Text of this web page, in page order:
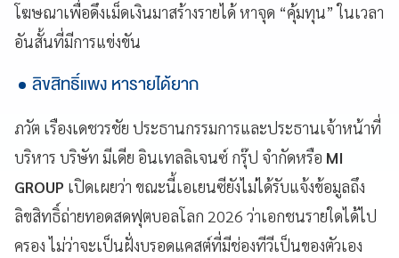
โฆษณาเพื่อดึงเม็ดเงินมาสร้างรายได้ หาจุด “คุ้มทุน” ในเวลา
อันสั้นที่มีการแข่งขัน
ลิขสิทธิ์แพง หารายได้ยาก
ภวัต เรืองเดชวรชัย ประธานกรรมการและประธานเจ้าหน้าที่
บริหาร บริษัท มีเดีย อินเทลลิเจนซ์ กรุ๊ป จำกัดหรือ MI
GROUP เปิดเผยว่า ขณะนี้เอเยนซียังไม่ได้รับแจ้งข้อมูลถึง
ลิขสิทธิ์ถ่ายทอดสดฟุตบอลโลก 2026 ว่าเอกชนรายใดได้ไป
ครอง ไม่ว่าจะเป็นฝั่งบรอดแคสต์ที่มีช่องทีวีเป็นของตัวเอง